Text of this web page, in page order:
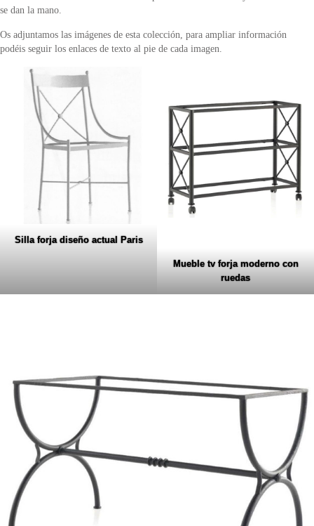
se dan la mano.
Os adjuntamos las imágenes de esta colección, para ampliar información
podéis seguir los enlaces de texto al pie de cada imagen.
Silla forja diseño actual Paris
Mueble tv forja moderno con
ruedas